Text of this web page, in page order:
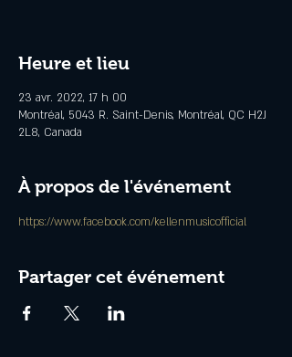
Heure et lieu
23 avr. 2022, 17 h 00
Montréal, 5043 R. Saint-Denis, Montréal, QC H2J
2L8, Canada
À propos de l'événement
https://www.facebook.com/kellenmusicofficial
Partager cet événement